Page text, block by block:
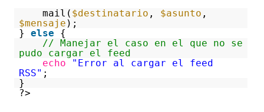
mail( $destinatario , $asunto ,
$mensaje );
} else
{
// Manejar el caso en el que no se
pudo cargar el feed
echo
"Error al cargar el feed
RSS" ;
}
?>